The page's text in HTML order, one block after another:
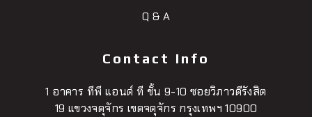
Q & A
Contact Info
1 อาคาร ทีพี แอนด์ ที ชั้น 9-10 ซอยวิภาวดีรังสิต
19 แขวงจตุจักร เขตจตุจักร กรุงเทพฯ 10900